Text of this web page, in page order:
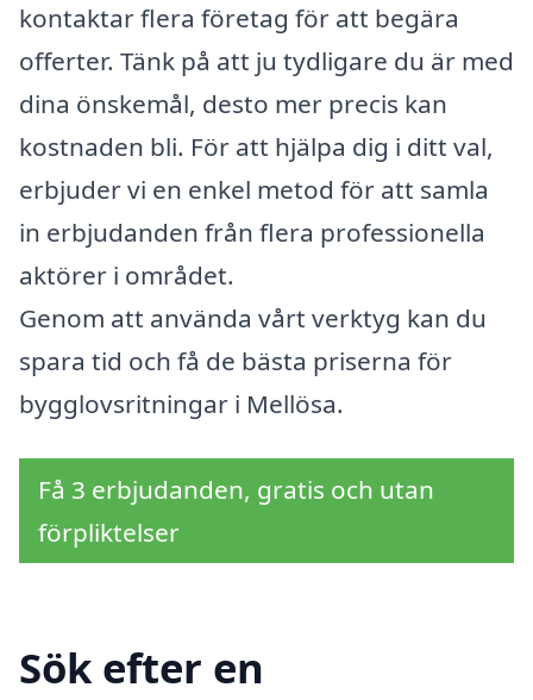
kontaktar flera företag för att begära
offerter. Tänk på att ju tydligare du är med
dina önskemål, desto mer precis kan
kostnaden bli. För att hjälpa dig i ditt val,
erbjuder vi en enkel metod för att samla
in erbjudanden från flera professionella
aktörer i området.
Genom att använda vårt verktyg kan du
spara tid och få de bästa priserna för
bygglovsritningar i Mellösa.
Få 3 erbjudanden, gratis och utan
förpliktelser
Sök efter en